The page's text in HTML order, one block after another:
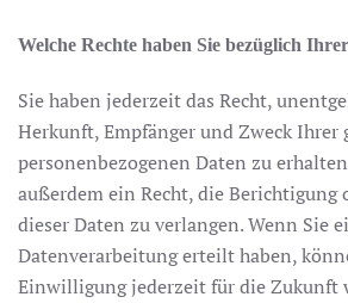
Welche Rechte haben Sie bezüglich
Sie haben jederzeit das Recht,
Herkunft, Empfänger und Zweck Ihrer
personenbezogenen Daten zu
außerdem ein Recht, die Berichtigung
dieser Daten zu verlangen. Wenn Sie
Datenverarbeitung erteilt haben,
Einwilligung jederzeit für die Zukunft